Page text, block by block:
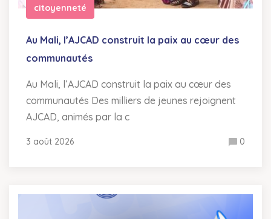
citoyenneté
Au Mali, l’AJCAD construit la paix au cœur des
communautés
Au Mali, l’AJCAD construit la paix au cœur des
communautés Des milliers de jeunes rejoignent
AJCAD, animés par la c
3 août 2026 0